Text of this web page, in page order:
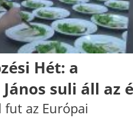
Hét: a
suli áll az
az Európai